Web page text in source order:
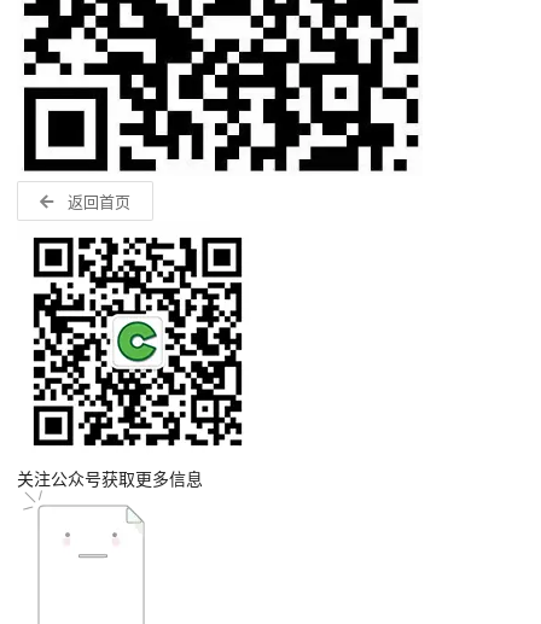
返回首页
关注公众号获取更多信息